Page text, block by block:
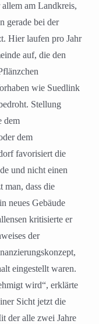
am Landkreis,
gerade bei der
Hier laufen pro Jahr
auf, die den
wie Suedlink
Stellung
dem
dem
favorisiert die
und nicht einen
man, dass die
neues Gebäude
kritisierte er
der
eingestellt waren.
wird“, erklärte
Sicht jetzt die
der alle zwei Jahre